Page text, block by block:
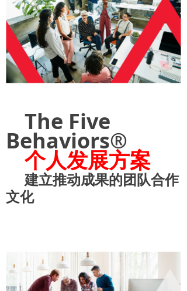
The Five
Behaviors®
个人发展方案
建立推动成果的团队合作
文化